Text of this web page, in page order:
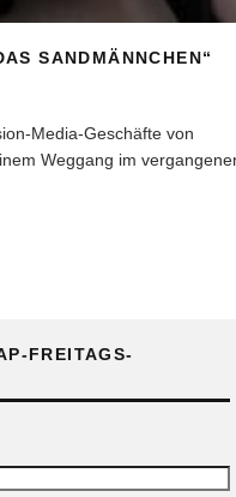
SANDMÄNNCHEN“
Media-Geschäfte von
Weggang im
FREITAGS-